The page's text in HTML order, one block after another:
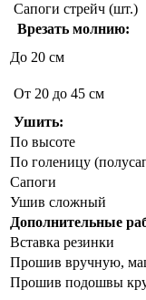
Сапоги стрейч (шт.)
Врезать молнию:
До 20 см
От 20 до 45 см
Ушить:
По высоте
По голеницу
Сапоги
Ушив сложный
Дополнительные
Вставка резинки
Прошив вручную,
Прошив подошвы